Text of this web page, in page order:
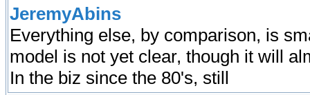
JeremyAbins
Everything else, by comparison, is
model is not yet clear, though it will
In the biz since the 80's, still